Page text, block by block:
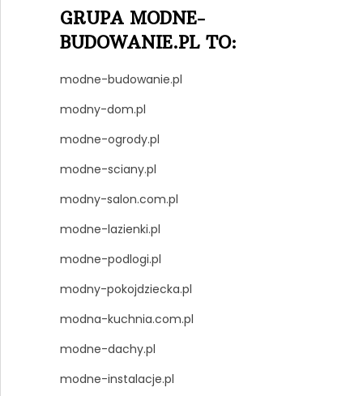
GRUPA MODNE-
BUDOWANIE.PL TO:
modne-budowanie.pl
modny-dom.pl
modne-ogrody.pl
modne-sciany.pl
modny-salon.com.pl
modne-lazienki.pl
modne-podlogi.pl
modny-pokojdziecka.pl
modna-kuchnia.com.pl
modne-dachy.pl
modne-instalacje.pl